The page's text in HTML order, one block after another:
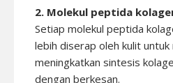
2. Molekul peptida
Setiap molekul peptida
lebih diserap oleh kulit
meningkatkan sintesis
dengan berkesan.